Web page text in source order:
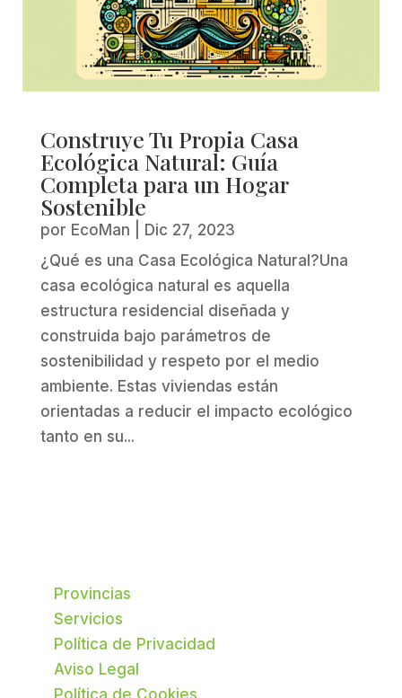
Construye Tu Propia Casa
Ecológica Natural: Guía
Completa para un Hogar
Sostenible
por EcoMan
Dic 27, 2023
¿Qué es una Casa Ecológica Natural?Una
casa ecológica natural es aquella
estructura residencial diseñada y
construida bajo parámetros de
sostenibilidad y respeto por el medio
ambiente. Estas viviendas están
orientadas a reducir el impacto ecológico
tanto en su...
Provincias
Servicios
Política de Privacidad
Aviso Legal